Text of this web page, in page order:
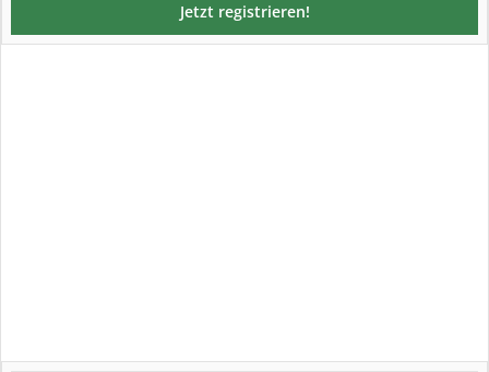
Jetzt registrieren!